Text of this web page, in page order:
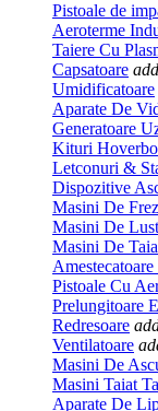
Pistoale de
Aeroterme
Taiere Cu
Capsatoare add
Umidificatoare
Aparate De
Generatoare
Kituri
Letconuri &
Dispozitive
Masini De
Masini De
Masini De
Pistoale Cu
Prelungitoare
Redresoare
Ventilatoare
Masini De
Masini Taiat
Aparate De